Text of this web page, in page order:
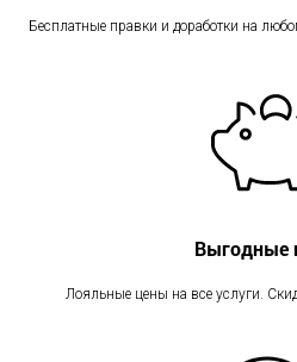
Бесплатные правки и доработки на
Выгодные
Лояльные цены на все услуги.